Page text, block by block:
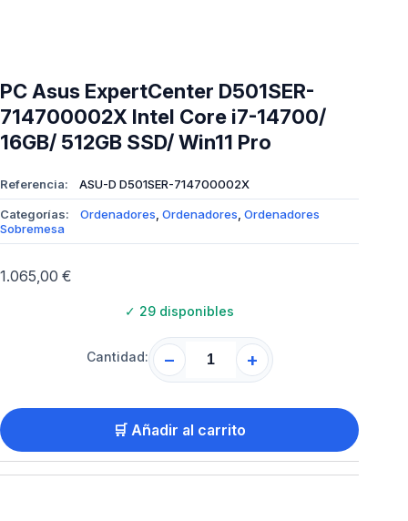
PC Asus ExpertCenter D501SER-
714700002X Intel Core i7-14700/
16GB/ 512GB SSD/ Win11 Pro
Referencia: ASU-D D501SER-714700002X
Categorías: Ordenadores, Ordenadores, Ordenadores
Sobremesa
1.065,00 €
✓ 29 disponibles
Cantidad: − +
🛒 Añadir al carrito